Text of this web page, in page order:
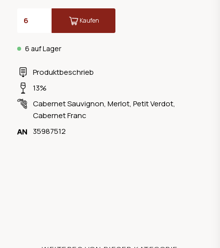
Produktbeschrieb
13%
Cabernet Sauvignon, Merlot, Petit Verdot,
Cabernet Franc
35987512
6 auf Lager
Kaufen